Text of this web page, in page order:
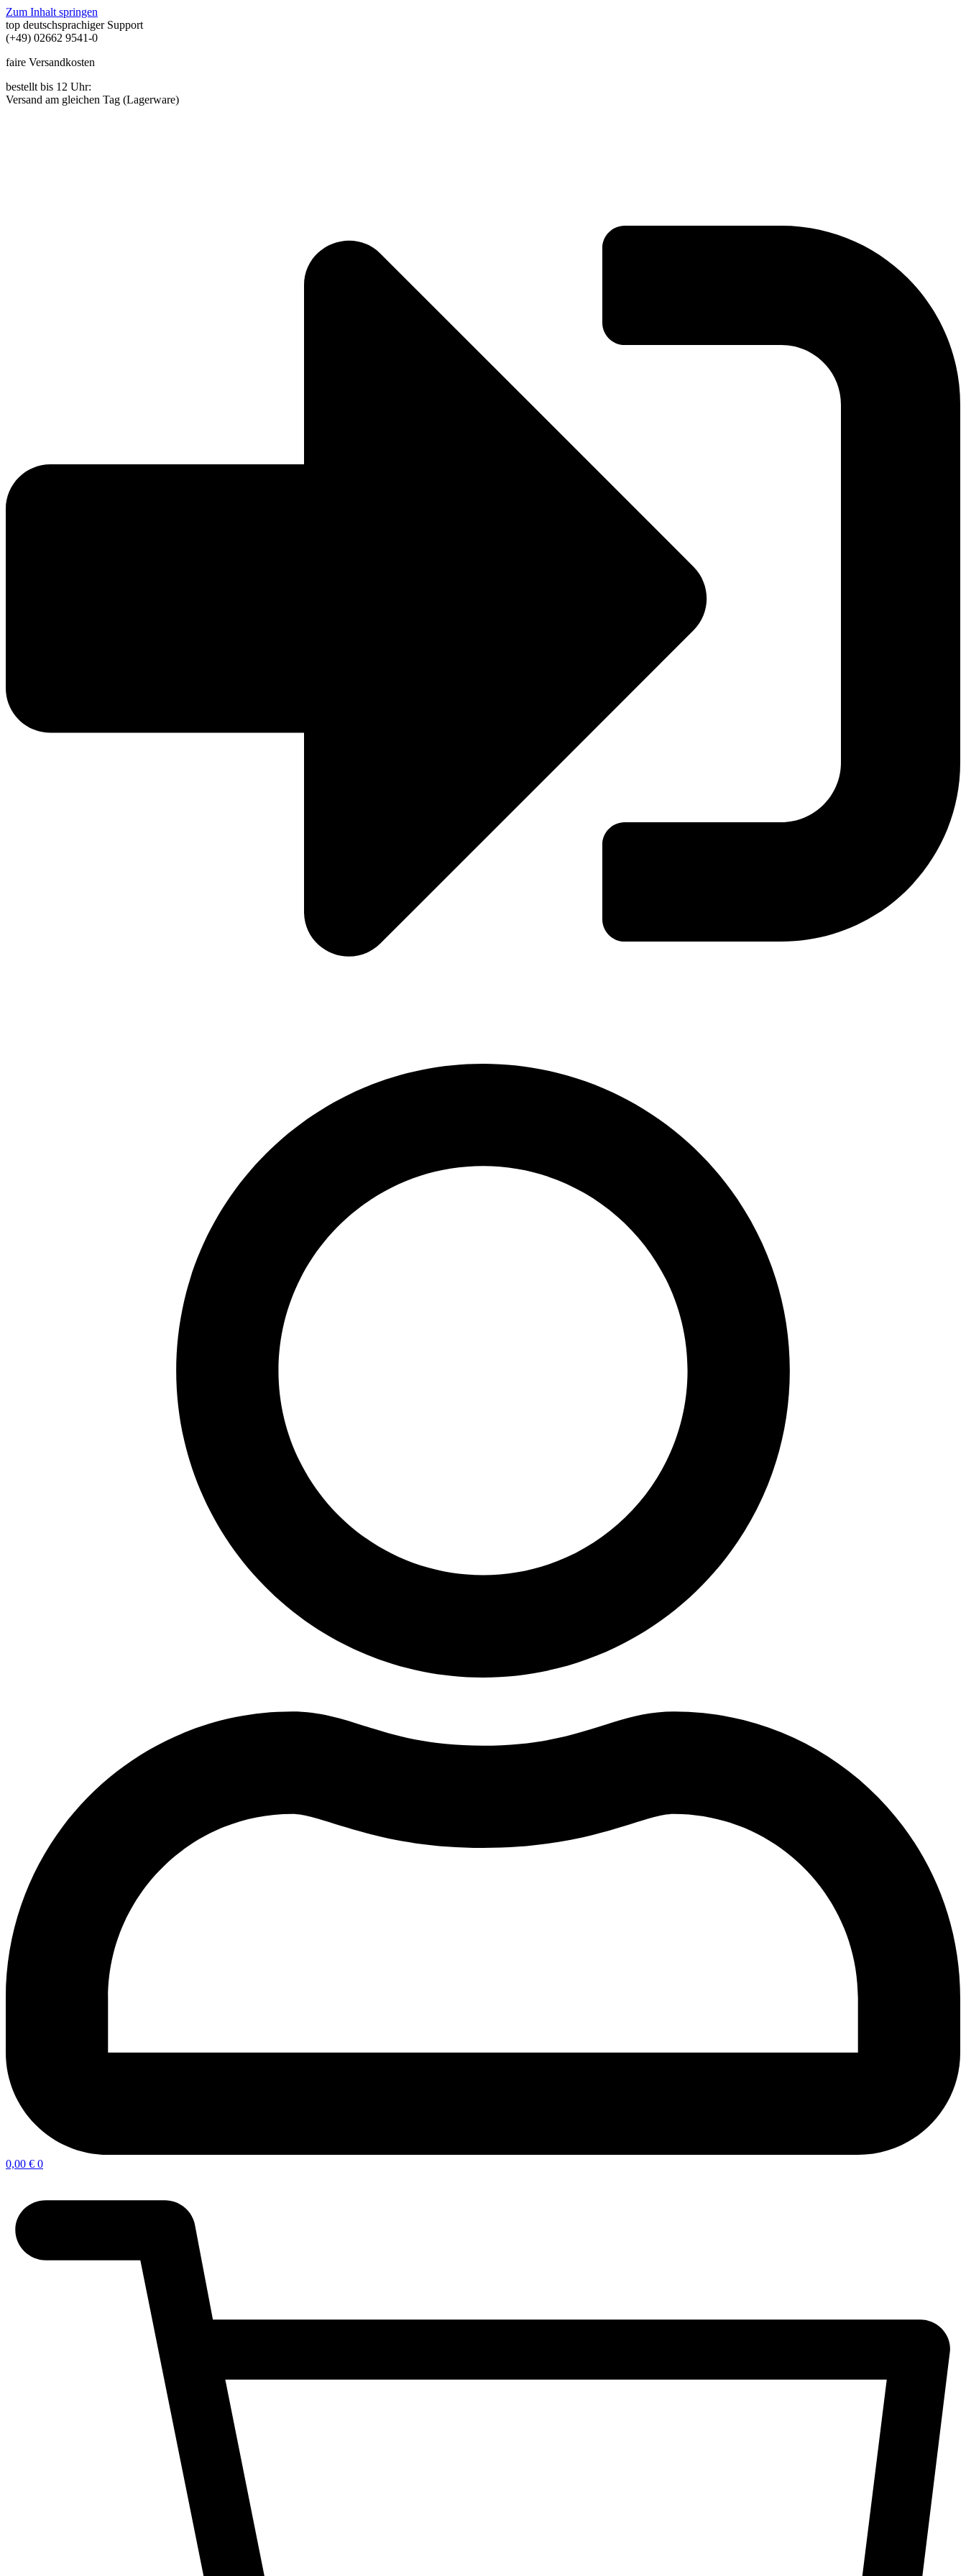
Zum Inhalt springen
top deutschsprachiger Support
(+49) 02662 9541-0
faire Versandkosten
bestellt bis 12 Uhr:
Versand am gleichen Tag (Lagerware)
0,00 € 0